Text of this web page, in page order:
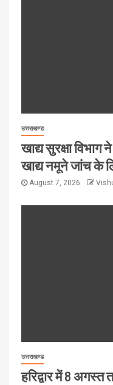
उत्तराखण्ड
खाद्य सुरक्षा विभाग
खाद्य नमूने जांच के
August 7, 2026
उत्तराखण्ड
हरिद्वार में 8 अगस्त